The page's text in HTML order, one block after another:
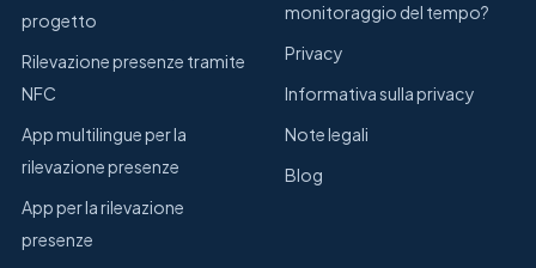
progetto
Rilevazione presenze tramite
NFC
App multilingue per la
rilevazione presenze
App per la rilevazione
presenze
monitoraggio del tempo?
Privacy
Informativa sulla privacy
Note legali
Blog